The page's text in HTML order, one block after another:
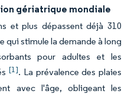
gériatrique mondiale
et plus dépassent déjà 310
qui stimule la demande à long
pour adultes et les
[1]. La prévalence des plaies
avec l'âge, obligeant les